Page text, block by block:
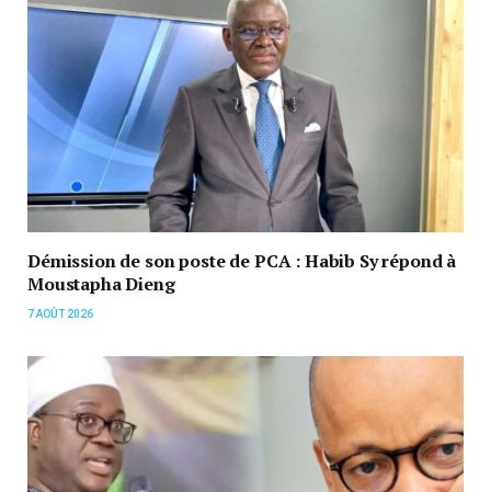
Démission de son poste de PCA : Habib Sy répond à
Moustapha Dieng
7 AOÛT 2026